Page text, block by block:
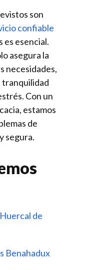
son
confiable
es esencial.
asegura la
necesidades,
tranquilidad
Con un
estamos
de
segura.
de
Benahadux